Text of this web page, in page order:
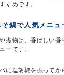
すめです。
そ鍋で人気メニュ
煮物は、香ばしい香
ーです。
に塩胡椒を振ってか